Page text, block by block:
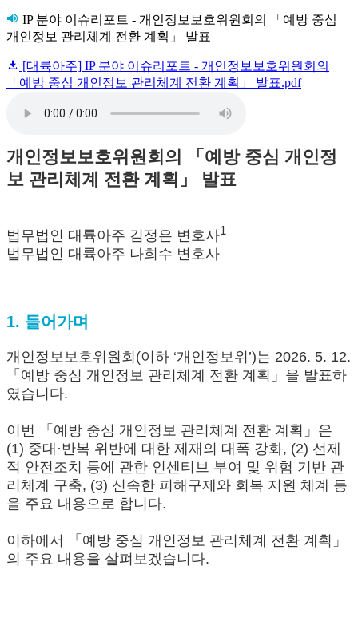
IP 분야 이슈리포트 - 개인정보보호위원회의 「예방 중심
개인정보 관리체계 전환 계획」 발표
[대륙아주] IP 분야 이슈리포트 - 개인정보보호위원회의
「예방 중심 개인정보 관리체계 전환 계획」 발표.pdf
개인정보보호위원회의 「예방 중심 개인정
보 관리체계 전환 계획」 발표
법무법인 대륙아주 김정은 변호사1
법무법인 대륙아주 나희수 변호사
1. 들어가며
개인정보보호위원회(이하 ‘개인정보위’)는 2026. 5. 12.
「예방 중심 개인정보 관리체계 전환 계획」을 발표하
였습니다.
이번 「예방 중심 개인정보 관리체계 전환 계획」은
(1) 중대·반복 위반에 대한 제재의 대폭 강화, (2) 선제
적 안전조치 등에 관한 인센티브 부여 및 위험 기반 관
리체계 구축, (3) 신속한 피해구제와 회복 지원 체계 등
을 주요 내용으로 합니다.
이하에서 「예방 중심 개인정보 관리체계 전환 계획」
의 주요 내용을 살펴보겠습니다.